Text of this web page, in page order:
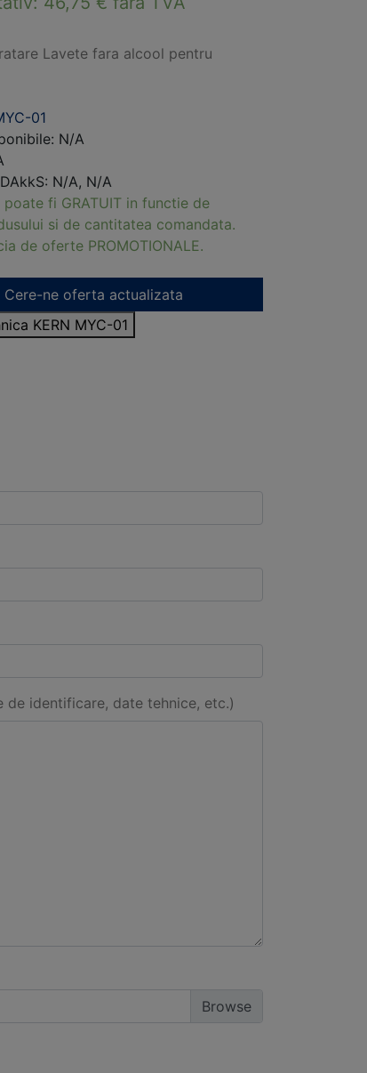
Lavete fara alcool pentru
01
N/A
N/A, N/A
fi GRATUIT in functie de
si de cantitatea comandata.
de oferte PROMOTIONALE.
Cere-ne oferta actualizata
KERN MYC-01
identificare, date tehnice, etc.)